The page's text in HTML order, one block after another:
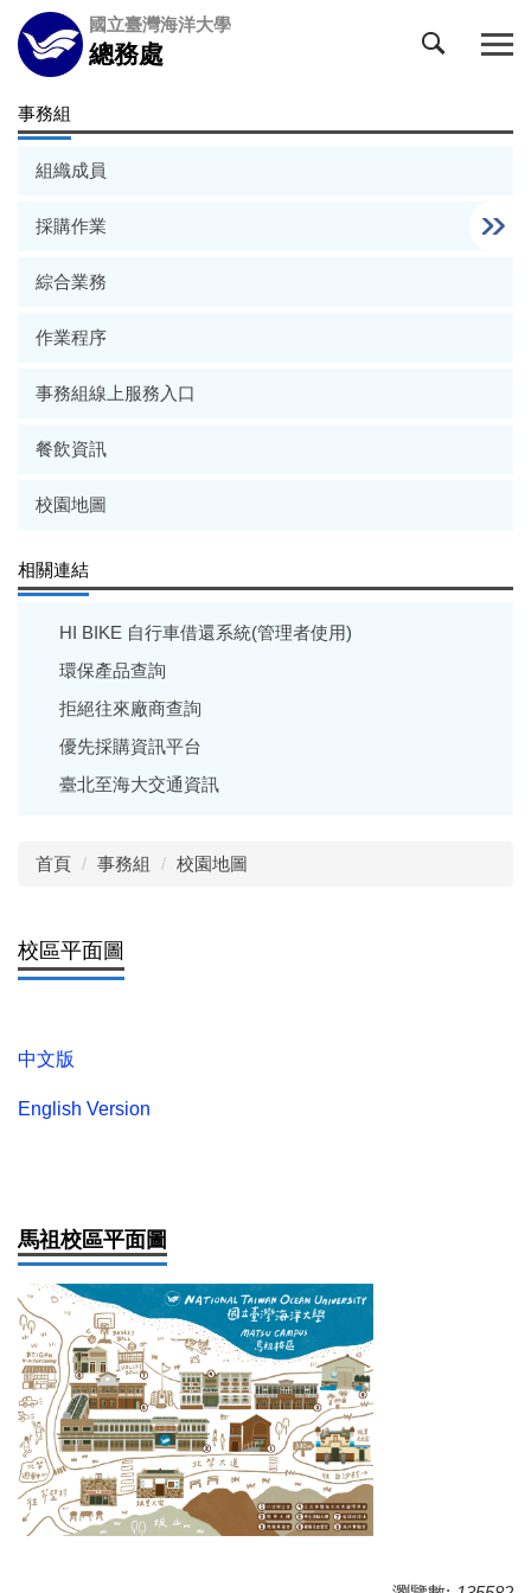
跳
到
主
內
國立臺灣海洋大學
總務處
事務組
組織成員
採購作業
綜合業務
作業程序
事務組線上服務入口
餐飲資訊
校園地圖
相關連結
HI BIKE 自行車借還系統(管理者使用)
環保產品查詢
拒絕往來廠商查詢
優先採購資訊平台
臺北至海大交通資訊
首頁 事務組 校園地圖
校區平面圖
中文版
English Version
馬祖校區平面圖